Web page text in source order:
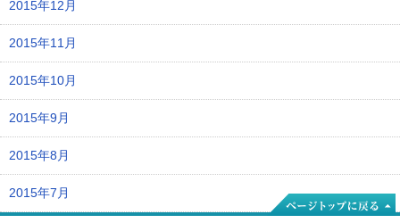
2015年12月
2015年11月
2015年10月
2015年9月
2015年8月
2015年7月